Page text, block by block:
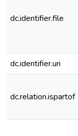
dc.identifier.file
dc.identifier.uri
dc.relation.ispartof